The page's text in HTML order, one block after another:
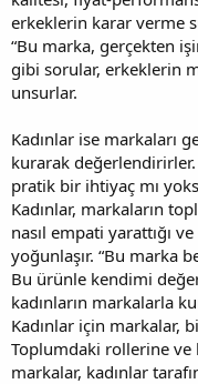
erkeklerin karar verme
“Bu marka, gerçekten
gibi sorular, erkeklerin
unsurlar.
Kadınlar ise markaları
kurarak
pratik bir ihtiyaç mı
Kadınlar, markaların
nasıl empati yarattığı
yoğunlaşır. “Bu marka
Bu ürünle kendimi
kadınların markalarla
Kadınlar için markalar,
Toplumdaki rollerine
markalar, kadınlar